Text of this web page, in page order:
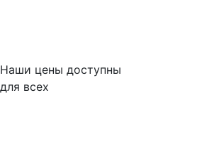
Наши цены доступны
для всех